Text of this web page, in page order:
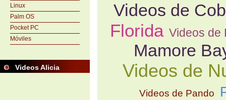
Linux
Palm OS
Pocket PC
Móviles
Videos Alicia
Videos de
Florida Videos de
Mamore
Videos de
Videos de Pando